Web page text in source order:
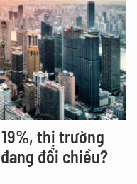
thị trường
đổi chiều?